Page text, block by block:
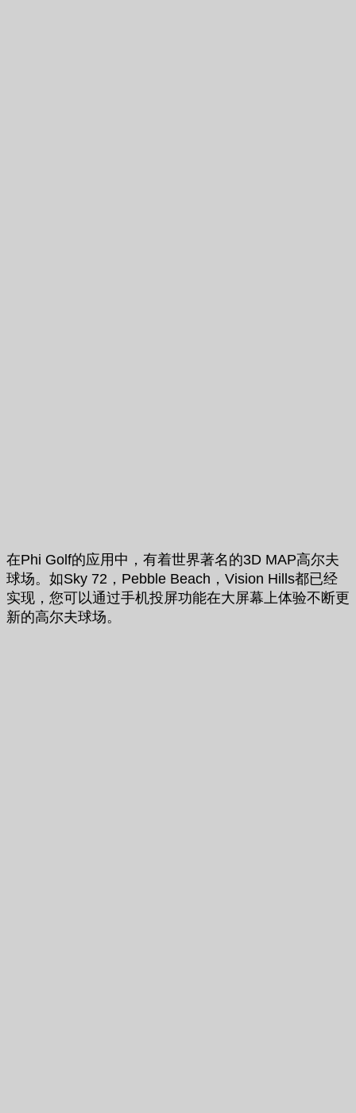
在Phi Golf的应用中，有着世界著名的3D MAP高尔夫
球场。如Sky 72，Pebble Beach，Vision Hills都已经
实现，您可以通过手机投屏功能在大屏幕上体验不断更
新的高尔夫球场。